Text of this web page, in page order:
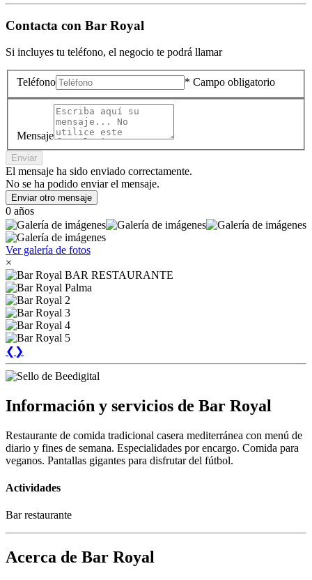
Contacta con Bar Royal
Si incluyes tu teléfono, el negocio te podrá llamar
Teléfono * Campo obligatorio
Mensaje
Enviar
El mensaje ha sido enviado correctamente.
No se ha podido enviar el mensaje.
Enviar otro mensaje
0 años
Ver galería de fotos
×
❮ ❯
Información y servicios de Bar Royal
Restaurante de comida tradicional casera mediterránea con menú de
diario y fines de semana. Especialidades por encargo. Comida para
veganos. Pantallas gigantes para disfrutar del fútbol.
Actividades
Bar restaurante
Acerca de Bar Royal